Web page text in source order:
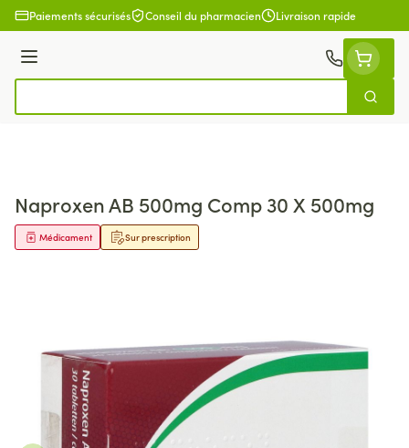
Aller au contenu
Paiements sécurisés Conseil du pharmacien Livraison rapide
Menu
Naproxen AB 500mg Comp 30 X 500mg
Sur prescription
Médicament